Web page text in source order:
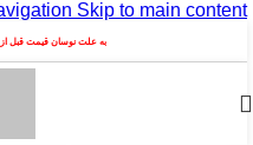
Skip to main content
به علت نوسان قیمت قبل